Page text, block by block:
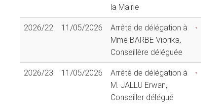
la Mairie
2026/22 11/05/2026
Arrêté de délégation à
Mme BARBE Viorika,
Conseillère déléguée
2026/23 11/05/2026
Arrêté de délégation à
M. JALLU Erwan,
Conseiller délégué